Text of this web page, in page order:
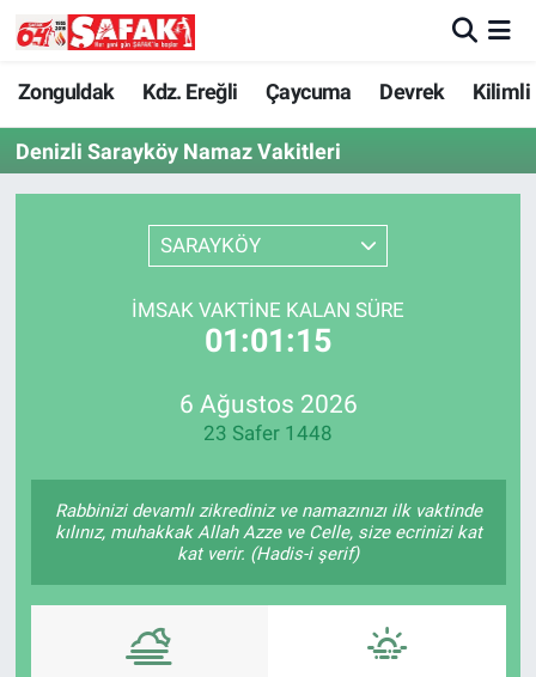
Zonguldak Kdz. Ereğli Çaycuma Devrek Kilimli
Denizli Sarayköy Namaz Vakitleri
SARAYKÖY
İMSAK VAKTINE KALAN SÜRE
01:01:15
6 Ağustos 2026
23 Safer 1448
Rabbinizi devamlı zikrediniz ve namazınızı ilk vaktinde
kılınız, muhakkak Allah Azze ve Celle, size ecrinizi kat
kat verir. (Hadis-i şerif)
Zonguldak
Kdz. Ereğli
Resmi İlan
Zonguldak Nöbetçi Eczaneler
Zonguldak Hava Durumu
Zonguldak Trafik Yoğunluk Haritası
Süper Lig Puan Durumu ve Fikstür
Tüm Manşetler
Haber Arşivi